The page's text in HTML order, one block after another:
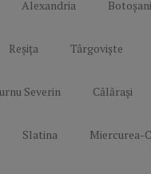
Alexandria Botoșani
Reșița Târgoviște
Severin Călărași
Slatina Miercurea-